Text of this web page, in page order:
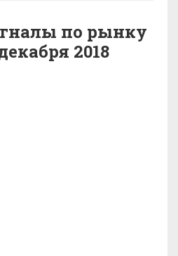
по рынку
2018